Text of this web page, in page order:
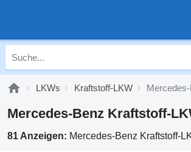
LKWs Kraftstoff-LKW
Mercedes-Benz Kraftstoff-
81 Anzeigen: Mercedes-Benz Kraftstoff-